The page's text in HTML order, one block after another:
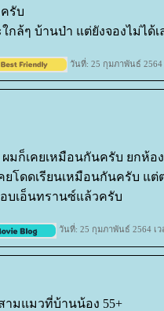
รับ
กล้ๆ บ้านป่า แต่ยังจองไม่ได้
วันที่: 25 กุมภาพันธ์ 2564
มก็เคยเหมือนกันครับ ยกห้อ
คยโดดเรียนเหมือนกันครับ
บเอ็นทรานซ์แล้วครับ
วันที่: 25 กุมภาพันธ์ 2564 เว
ามแมวที่บ้านน้อง 55+